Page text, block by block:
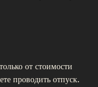
от стоимости
проводить отпуск.